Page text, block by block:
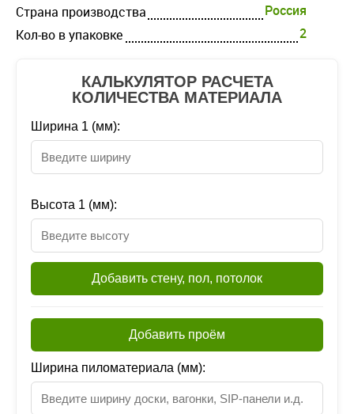
Страна производства
Россия
Кол-во в упаковке
2
КАЛЬКУЛЯТОР РАСЧЕТА
КОЛИЧЕСТВА МАТЕРИАЛА
Ширина 1 (мм):
Высота 1 (мм):
Добавить стену, пол, потолок
Добавить проём
Ширина пиломатериала (мм):